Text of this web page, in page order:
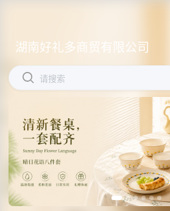
湖南好礼多商贸有限公司
 请搜索
湖南好礼多商贸有限公司
 请搜索
中秋礼品专区上线｜臻选团圆好礼